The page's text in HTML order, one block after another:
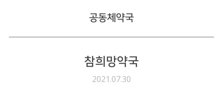
컨텐츠
전자공고
공동체약국
참희망약국
2021.07.30